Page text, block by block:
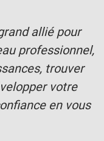
allié pour
professionnel,
trouver
votre
en vous